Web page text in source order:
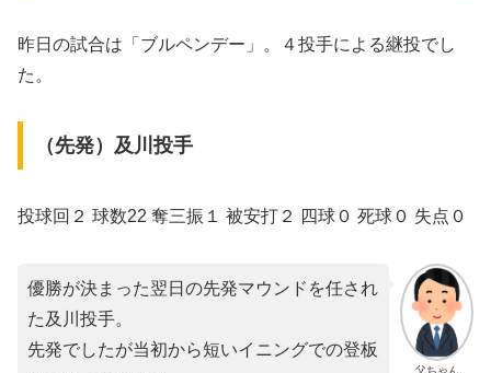
昨日の試合は「ブルペンデー」。４投手による継投でし
た。
（先発）及川投手
投球回２ 球数22 奪三振１ 被安打２ 四球０ 死球０ 失点０
父ちゃん
優勝が決まった翌日の先発マウンドを任され
た及川投手。
先発でしたが当初から短いイニングでの登板